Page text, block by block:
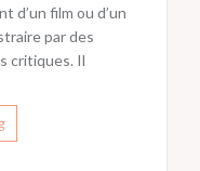
d’un film ou d’un
par des
critiques. Il